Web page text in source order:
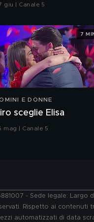
giu | Canale 5
E DONNE
sceglie Elisa
mag | Canale 5
7
- Sede legale:
Rispetto ai
automatizzati di data